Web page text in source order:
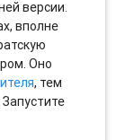
версии.
вполне
Оно
, тем